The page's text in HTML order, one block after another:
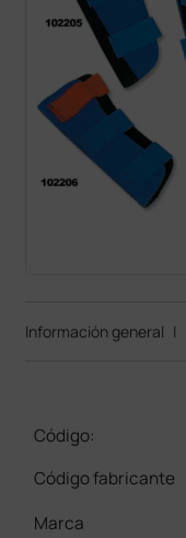
Información general |
Código:
Código fabricante
Marca